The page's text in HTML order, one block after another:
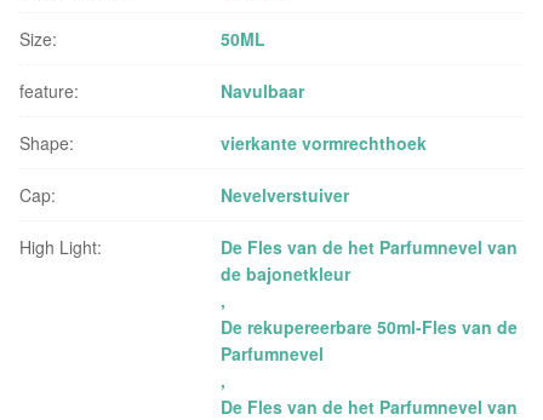
Size: 50ML
feature: Navulbaar
Shape: vierkante vormrechthoek
Cap: Nevelverstuiver
High Light:
De Fles van de het Parfumnevel van
de bajonetkleur
,
De rekupereerbare 50ml-Fles van de
Parfumnevel
,
De Fles van de het Parfumnevel van